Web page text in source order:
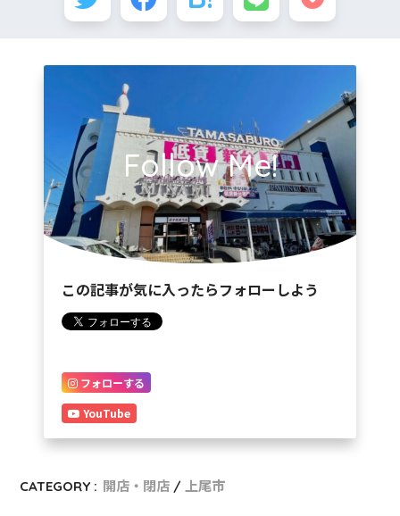
Follow Me!
この記事が気に入ったらフォローしよう
フォローする
YouTube
CATEGORY : 開店・閉店 上尾市